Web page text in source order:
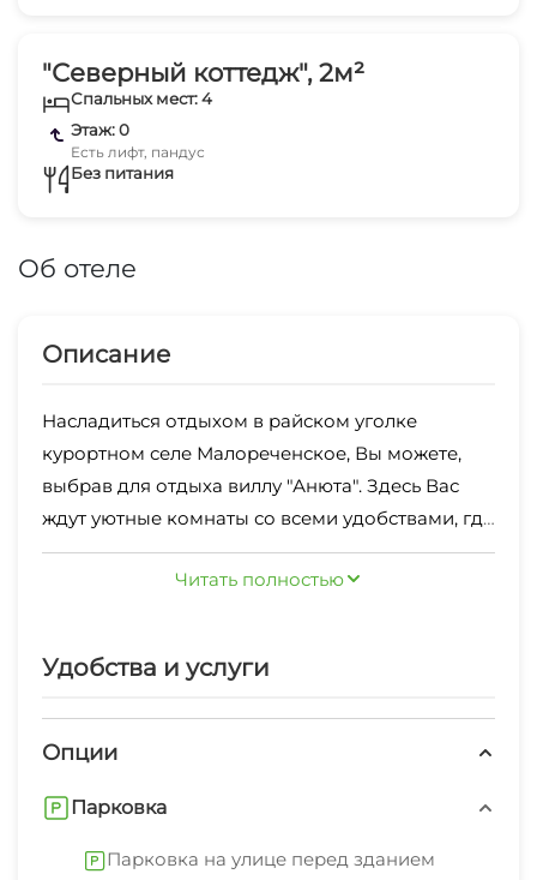
"Северный коттедж", 2м²
Спальных мест: 4
Этаж: 0
Есть лифт, пандус
Без питания
Об отеле
Описание
Насладиться отдыхом в райском уголке
курортном селе Малореченское, Вы можете,
выбрав для отдыха виллу "Анюта". Здесь Вас
ждут уютные комнаты со всеми удобствами, где
Вы сможете отдохнуть в домашней обстановке.
Тишина и покой, царящие в отеле, помогут Вам
виллы предлагается воспользоваться
расположенной на ухоженной территории.
трансфер. Всего в 300 метрах от виллы "Анюта"
несколько минут ходьбы – и Вы окажетесь на
Читать полностью
Удобства и услуги
Опции
Парковка
Парковка на улице перед зданием